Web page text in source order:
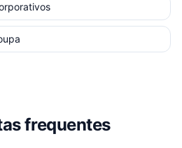
frequentes